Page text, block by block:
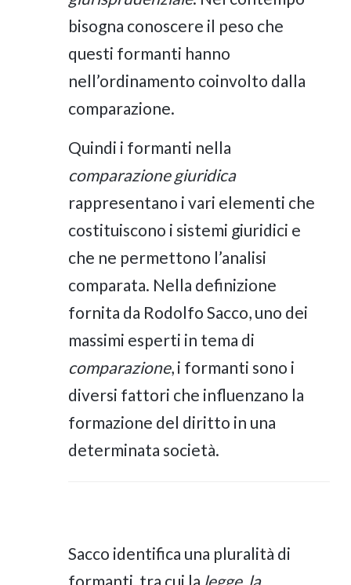
bisogna conoscere il peso che
questi formanti hanno
nell’ordinamento coinvolto dalla
comparazione.
Quindi i formanti nella
comparazione giuridica
rappresentano i vari elementi che
costituiscono i sistemi giuridici e
che ne permettono l’analisi
comparata. Nella definizione
fornita da Rodolfo Sacco, uno dei
massimi esperti in tema di
comparazione, i formanti sono i
diversi fattori che influenzano la
formazione del diritto in una
determinata società.
Sacco identifica una pluralità di
formanti, tra cui la legge, la